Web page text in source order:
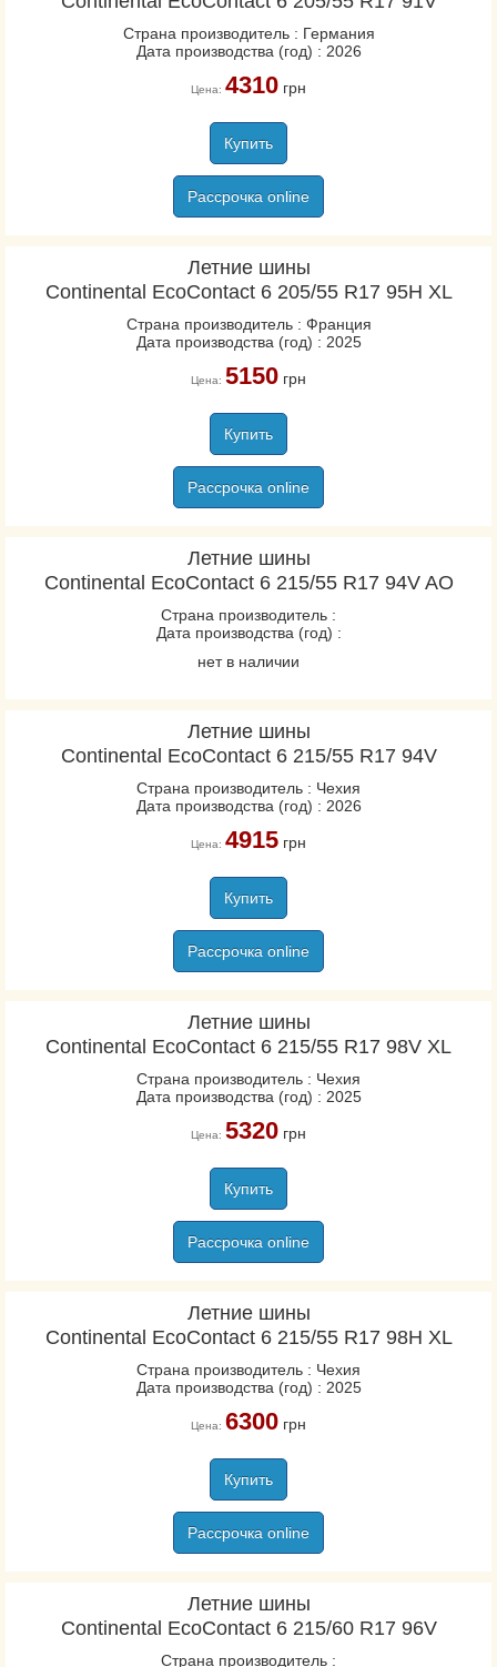
Страна производитель : Германия
Дата производства (год) : 2026
Цена: 4310грн
Купить
Рассрочка online
Летние шины
Continental EcoContact 6 205/55 R17 95H XL
Страна производитель : Франция
Дата производства (год) : 2025
Цена: 5150грн
Купить
Рассрочка online
Летние шины
Continental EcoContact 6 215/55 R17 94V AO
Страна производитель :
Дата производства (год) :
нет в наличии
Летние шины
Continental EcoContact 6 215/55 R17 94V
Страна производитель : Чехия
Дата производства (год) : 2026
Цена: 4915грн
Купить
Рассрочка online
Летние шины
Continental EcoContact 6 215/55 R17 98V XL
Страна производитель : Чехия
Дата производства (год) : 2025
Цена: 5320грн
Купить
Рассрочка online
Летние шины
Continental EcoContact 6 215/55 R17 98H XL
Страна производитель : Чехия
Дата производства (год) : 2025
Цена: 6300грн
Купить
Рассрочка online
Летние шины
Continental EcoContact 6 215/60 R17 96V
Страна производитель :